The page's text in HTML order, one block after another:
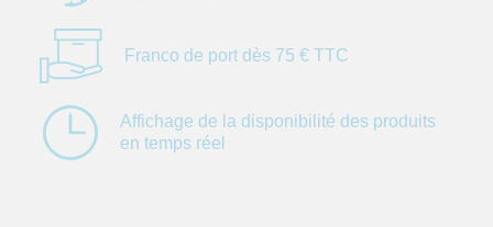
Franco de port dès75 € TTC
Affichage de la disponibilité des produits
en temps réel